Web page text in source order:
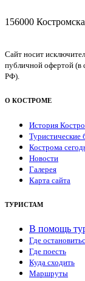
156000
Сайт носит
публичной офертой (в
РФ).
О КОСТРОМЕ
История
Туристические
Кострома
Новости
Галерея
Карта сайта
ТУРИСТАМ
В помощь
Где
Где поесть
Куда сходить
Маршруты